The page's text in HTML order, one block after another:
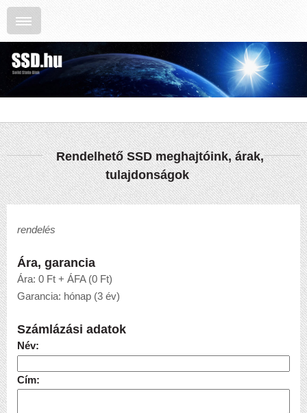
Rendelhető SSD meghajtóink, árak,
tulajdonságok
rendelés
Ára, garancia
Ára: 0 Ft + ÁFA (0 Ft)
Garancia: hónap (3 év)
Számlázási adatok
Név:
Cím: